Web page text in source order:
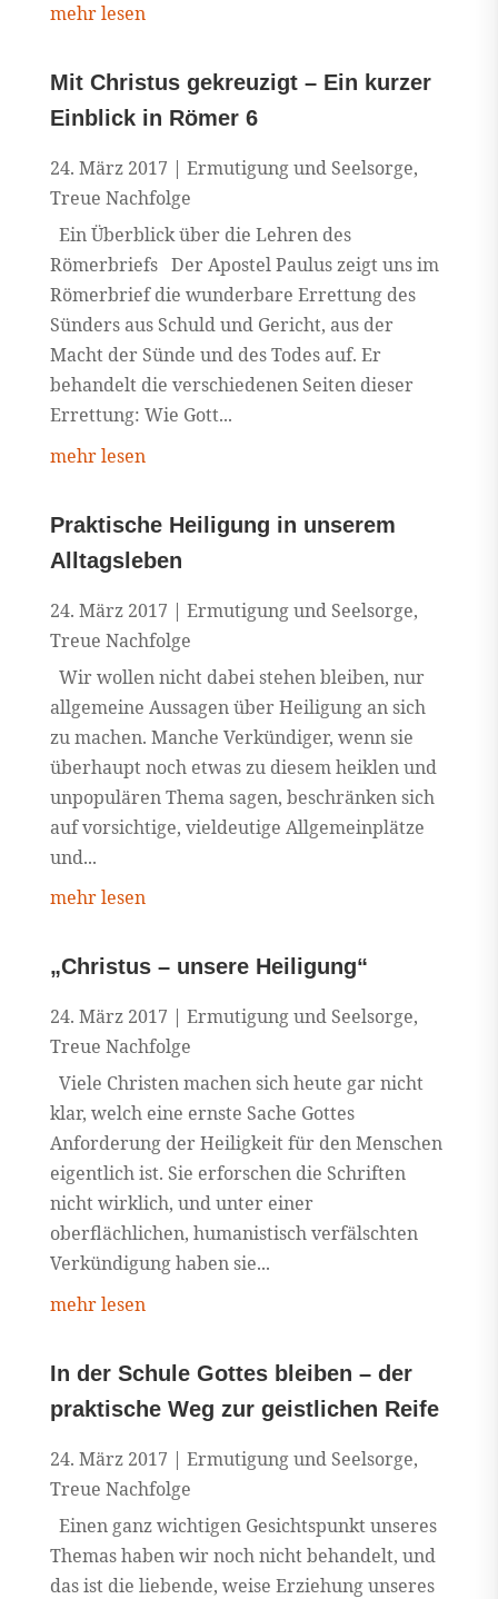
mehr lesen
Mit Christus gekreuzigt – Ein kurzer
Einblick in Römer 6
24. März 2017 | Ermutigung und Seelsorge,
Treue Nachfolge
Ein Überblick über die Lehren des
Römerbriefs Der Apostel Paulus zeigt uns im
Römerbrief die wunderbare Errettung des
Sünders aus Schuld und Gericht, aus der
Macht der Sünde und des Todes auf. Er
behandelt die verschiedenen Seiten dieser
Errettung: Wie Gott...
mehr lesen
Praktische Heiligung in unserem
Alltagsleben
24. März 2017 | Ermutigung und Seelsorge,
Treue Nachfolge
Wir wollen nicht dabei stehen bleiben, nur
allgemeine Aussagen über Heiligung an sich
zu machen. Manche Verkündiger, wenn sie
überhaupt noch etwas zu diesem heiklen und
unpopulären Thema sagen, beschränken sich
auf vorsichtige, vieldeutige Allgemeinplätze
und...
mehr lesen
„Christus – unsere Heiligung“
24. März 2017 | Ermutigung und Seelsorge,
Treue Nachfolge
Viele Christen machen sich heute gar nicht
klar, welch eine ernste Sache Gottes
Anforderung der Heiligkeit für den Menschen
eigentlich ist. Sie erforschen die Schriften
nicht wirklich, und unter einer
oberflächlichen, humanistisch verfälschten
Verkündigung haben sie...
mehr lesen
In der Schule Gottes bleiben – der
praktische Weg zur geistlichen Reife
24. März 2017 | Ermutigung und Seelsorge,
Treue Nachfolge
Einen ganz wichtigen Gesichtspunkt unseres
Themas haben wir noch nicht behandelt, und
das ist die liebende, weise Erziehung unseres